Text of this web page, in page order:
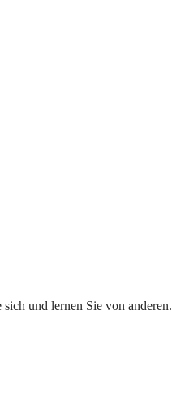
und lernen Sie von anderen.